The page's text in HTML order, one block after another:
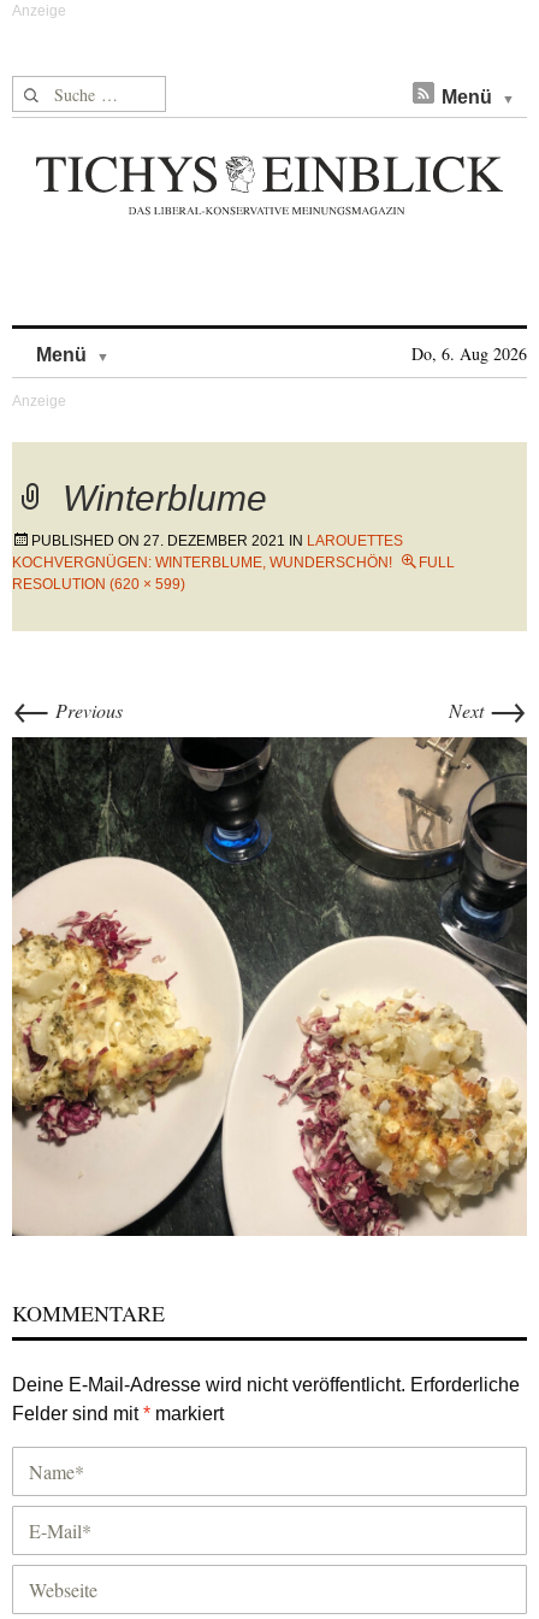
Suche nach: Menü
Menü Do, 6. Aug 2026
Winterblume
PUBLISHED ON 27. DEZEMBER 2021 IN LAROUETTES
KOCHVERGNÜGEN: WINTERBLUME, WUNDERSCHÖN!
FULL
RESOLUTION (620 × 599)
← Previous Next →
KOMMENTARE
Deine E-Mail-Adresse wird nicht veröffentlicht. Erforderliche
Felder sind mit* markiert